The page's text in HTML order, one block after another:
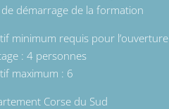
démarrage de la formation
minimum requis pour l’ouverture
: 4 personnes
maximum : 6
Corse du Sud